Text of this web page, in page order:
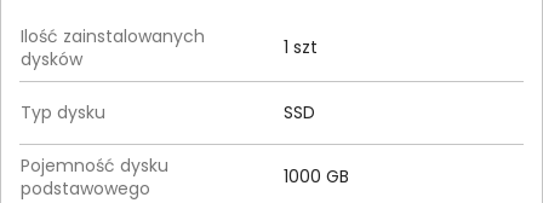
Ilość zainstalowanych
dysków
1 szt
Typ dysku SSD
Pojemność dysku
podstawowego
1000 GB